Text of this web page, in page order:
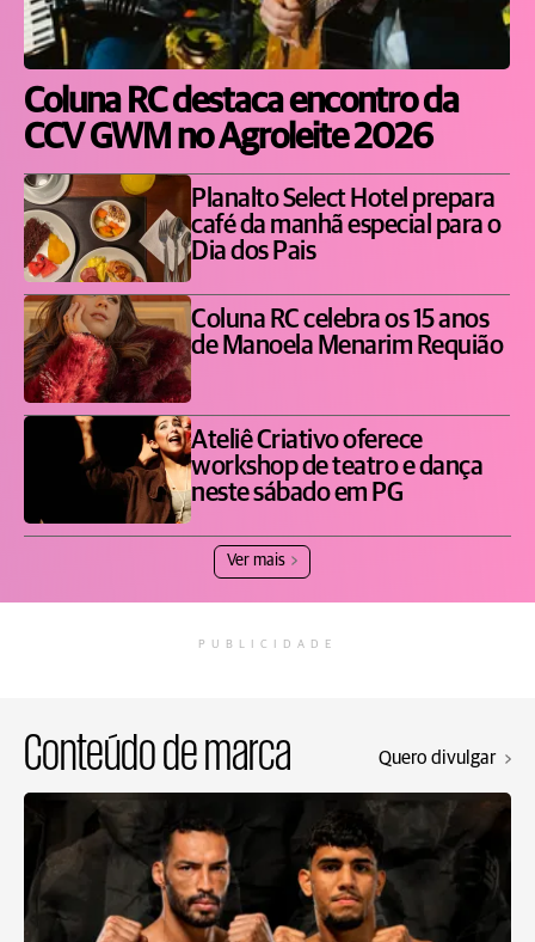
Coluna RC destaca encontro da
CCV GWM no Agroleite 2026
Planalto Select Hotel prepara
café da manhã especial para o
Dia dos Pais
Coluna RC celebra os 15 anos
de Manoela Menarim Requião
Ateliê Criativo oferece
workshop de teatro e dança
neste sábado em PG
Ver mais
PUBLICIDADE
Conteúdo de marca Quero divulgar